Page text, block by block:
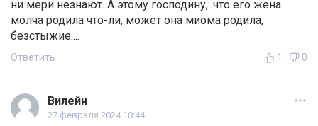
ни мери незнают. А этому господину,: что его жена
молча родила что-ли, может она миома родила,
безстыжие....
Ответить 1 0
Вилейн
27 февраля 2024 10:44